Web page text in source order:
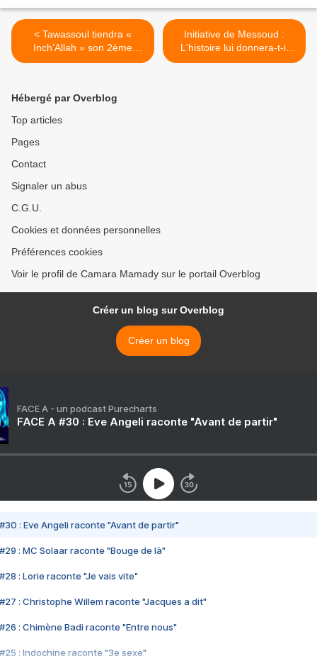
< Tawassoul tiendra «
Inch’Allah » son 2ème
Congrès
Initiative de Messoud :
L'histoire lui donnera-t-il
raison? >
Hébergé par Overblog
Top articles
Pages
Contact
Signaler un abus
C.G.U.
Cookies et données personnelles
Préférences cookies
Voir le profil de Camara Mamady sur le portail Overblog
Créer un blog sur Overblog
Créer un blog
FACE A - un podcast Purecharts
FACE A #30 : Eve Angeli raconte "Avant de partir"
#30 : Eve Angeli raconte "Avant de partir"
#29 : MC Solaar raconte "Bouge de là"
#28 : Lorie raconte "Je vais vite"
#27 : Christophe Willem raconte "Jacques a dit"
#26 : Chimène Badi raconte "Entre nous"
#25 : Indochine raconte "3e sexe"